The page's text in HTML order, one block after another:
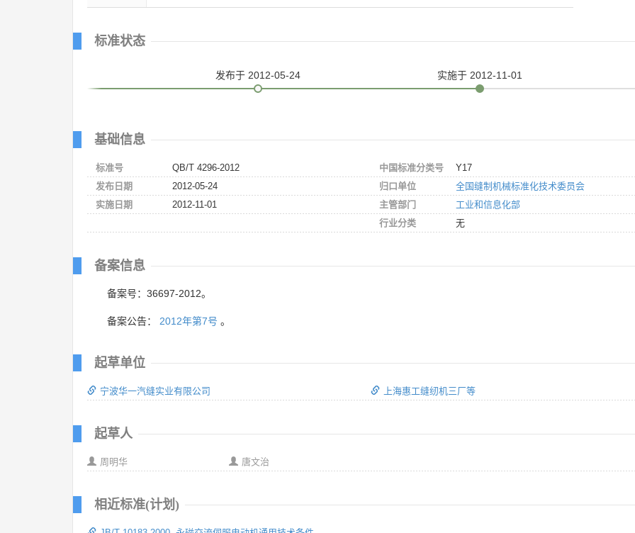
标准状态
发布于 2012-05-24 实施于 2012-11-01
基础信息
标准号
QB/T 4296-2012
发布日期
2012-05-24
实施日期
2012-11-01
中国标准分类号
Y17
归口单位
全国缝制机械标准化技术委员会
主管部门
工业和信息化部
行业分类
无
备案信息
备案号：36697-2012。
备案公告： 2012年第7号 。
起草单位
宁波华一汽缝实业有限公司 上海惠工缝纫机三厂等
起草人
周明华 唐文治
相近标准(计划)